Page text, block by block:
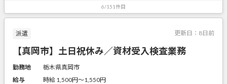
6/151件目
派遣 更新日： 8日前
【真岡市】土日祝休み／資材受入検査業務
勤務地
栃木県真岡市
給与
時給 1,500円〜1,550円